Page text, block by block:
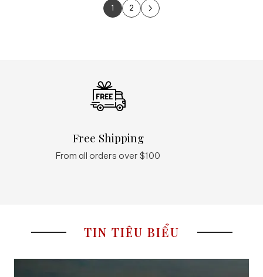
1 2
Next Page
Free Shipping
From all orders over $100
TIN TIÊU BIỂU